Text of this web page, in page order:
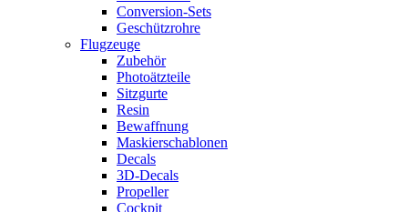
Conversion-Sets
Geschützrohre
Flugzeuge
Zubehör
Photoätzteile
Sitzgurte
Resin
Bewaffnung
Maskierschablonen
Decals
3D-Decals
Propeller
Cockpit